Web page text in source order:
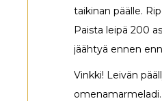
taikinan päälle.
Paista leipä 200
jäähtyä ennen
Vinkki! Leivän
omenamarmeladi.